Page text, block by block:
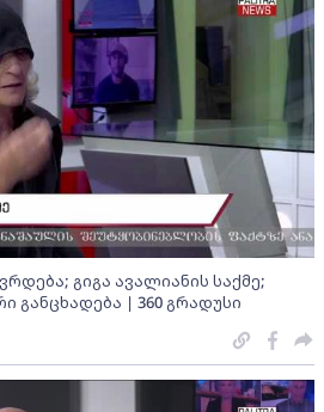
გიგა ავალიანის საქმე;
განცხადება | 360 გრადუსი